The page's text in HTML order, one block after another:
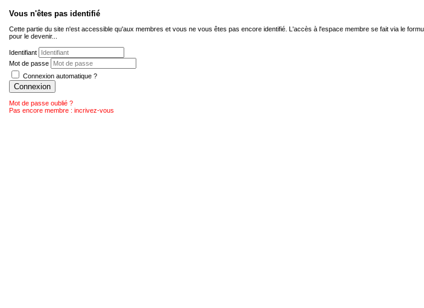
Vous n'êtes pas identifié
Cette partie du site n'est accessible qu'aux membres et vous ne vous êtes pas encore identifié. L'accès à l'espace membre se fait via le
pour le devenir...
Identifiant
Mot de passe
Connexion automatique ?
Connexion
Mot de passe oublié ?
Pas encore membre : incrivez-vous